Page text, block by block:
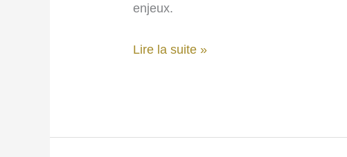
enjeux.
🚜
et
Lire la suite »